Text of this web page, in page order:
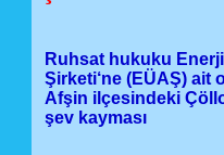
Ruhsat hukuku
Şirketi‘ne (EÜAŞ) ait
Afşin ilçesindeki
şev kayması